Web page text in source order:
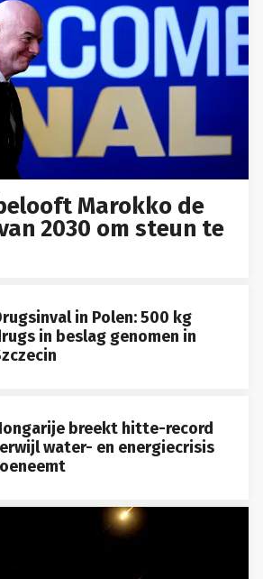
Marokko de
2030 om steun te
in Polen: 500 kg
in beslag genomen in
breekt hitte-record
water- en energiecrisis